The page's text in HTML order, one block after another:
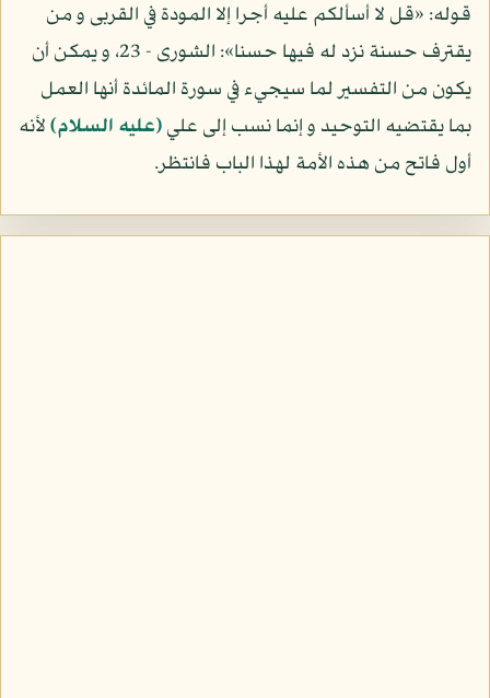
قوله: «قل لا أسألكم عليه أجرا إلا المودة في القربى و من
يقترف حسنة نزد له فيها حسنا»: الشورى - 23، و يمكن أن
يكون من التفسير لما سيجيء في سورة المائدة أنها العمل
بما يقتضيه التوحيد و إنما نسب إلى علي(عليه السلام)لأنه
أول فاتح من هذه الأمة لهذا الباب فانتظر.